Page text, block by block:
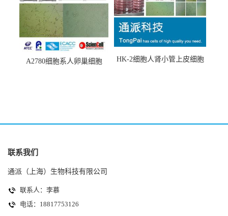
A2780细胞系人卵巢细胞
HK-2细胞人肾小管上皮细胞
联系我们
通派（上海）生物科技有限公司
联系人：李慕
电话：18817753126